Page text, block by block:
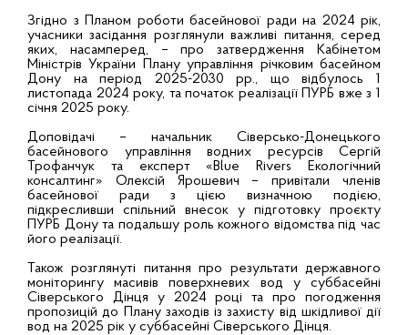
Згідно з Планом роботи басейнової ради на 2024 рік,
учасники засідання розглянули важливі питання, серед
яких, насамперед, – про затвердження Кабінетом
Міністрів України Плану управління річковим басейном
Дону на період 2025-2030 рр., що відбулось 1
листопада 2024 року, та початок реалізації ПУРБ вже з 1
січня 2025 року.
Доповідачі – начальник Сіверсько-Донецького
басейнового управління водних ресурсів Сергій
Трофанчук та експерт «Blue Rivers Екологічний
консалтинг» Олексій Ярошевич – привітали членів
басейнової ради з цією визначною подією,
підкресливши спільний внесок у підготовку проєкту
ПУРБ Дону та подальшу роль кожного відомства під час
його реалізації.
Також розглянуті питання про результати державного
моніторингу масивів поверхневих вод у суббасейні
Сіверського Дінця у 2024 році та про погодження
пропозицій до Плану заходів із захисту від шкідливої дії
вод на 2025 рік у суббасейні Сіверського Дінця.